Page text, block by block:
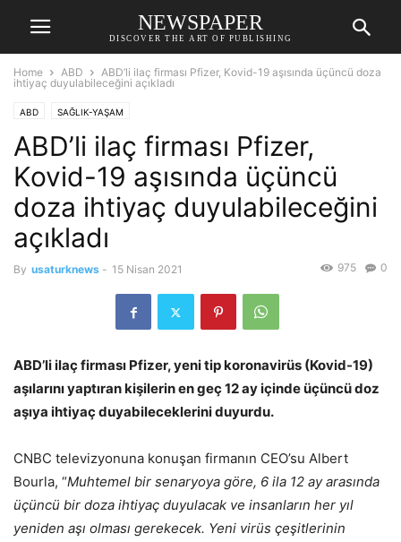
NEWSPAPER
DISCOVER THE ART OF PUBLISHING
Home ABD
ABD’li ilaç firması Pfizer, Kovid-19 aşısında üçüncü doza
ihtiyaç duyulabileceğini açıkladı
ABD SAĞLIK-YAŞAM
ABD’li ilaç firması Pfizer,
Kovid-19 aşısında üçüncü
doza ihtiyaç duyulabileceğini
açıkladı
By usaturknews - 15 Nisan 2021 0
975
ABD’li ilaç firması Pfizer, yeni tip koronavirüs (Kovid-19)
aşılarını yaptıran kişilerin en geç 12 ay içinde üçüncü doz
aşıya ihtiyaç duyabileceklerini duyurdu.
CNBC televizyonuna konuşan firmanın CEO’su Albert
Bourla, “Muhtemel bir senaryoya göre, 6 ila 12 ay arasında
üçüncü bir doza ihtiyaç duyulacak ve insanların her yıl
yeniden aşı olması gerekecek. Yeni virüs çeşitlerinin